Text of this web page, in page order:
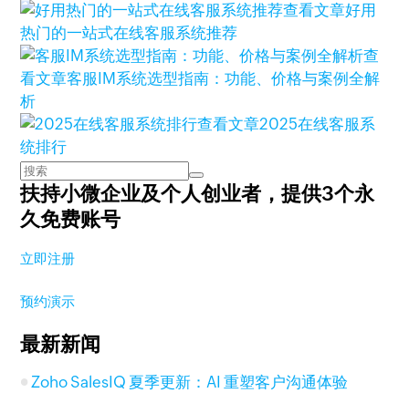
查看文章好用
热门的一站式在线客服系统推荐
查
看文章客服IM系统选型指南：功能、价格与案例全解
析
查看文章2025在线客服系
统排行
扶持小微企业及个人创业者，提供3个永
久免费账号
立即注册
预约演示
最新新闻
Zoho SalesIQ 夏季更新：AI 重塑客户沟通体验